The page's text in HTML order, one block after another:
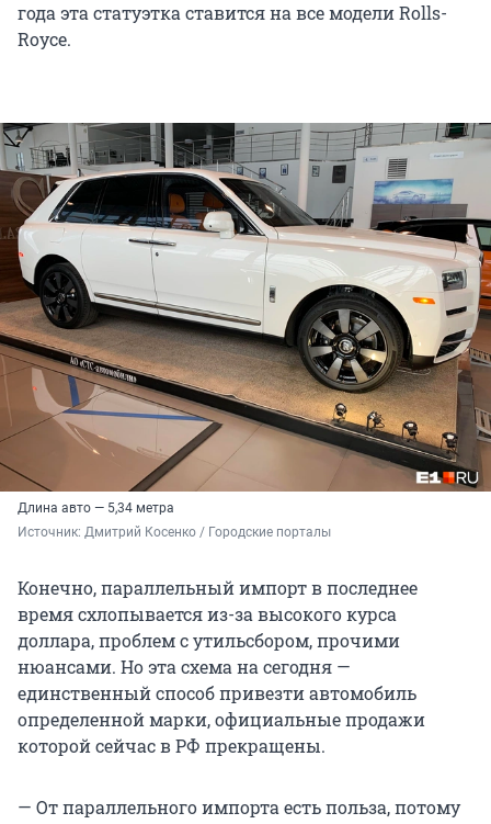
года эта статуэтка ставится на все модели Rolls-
Royce.
Длина авто — 5,34 метра
Источник: Дмитрий Косенко / Городские порталы
Конечно, параллельный импорт в последнее
время схлопывается из-за высокого курса
доллара, проблем с утильсбором, прочими
нюансами. Но эта схема на сегодня —
единственный способ привезти автомобиль
определенной марки, официальные продажи
которой сейчас в РФ прекращены.
— От параллельного импорта есть польза, потому